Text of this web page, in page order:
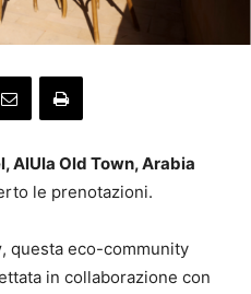
AlUla Old Town, Arabia
le prenotazioni.
, questa eco-community
in collaborazione con